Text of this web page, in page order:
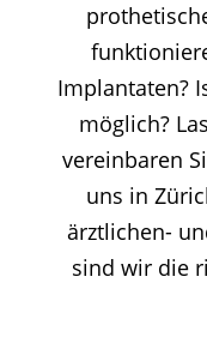
Implantaten?
möglich?
vereinbaren
uns in
ärztlichen-
sind wir die